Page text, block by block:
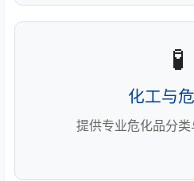
🧪
化工与
提供专业危化品分